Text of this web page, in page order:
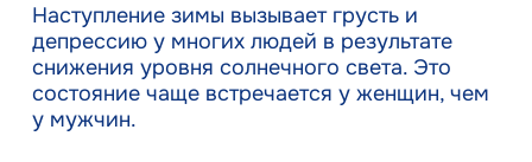
Наступление зимы вызывает грусть и
депрессию у многих людей в результате
снижения уровня солнечного света. Это
состояние чаще встречается у женщин, чем
у мужчин.